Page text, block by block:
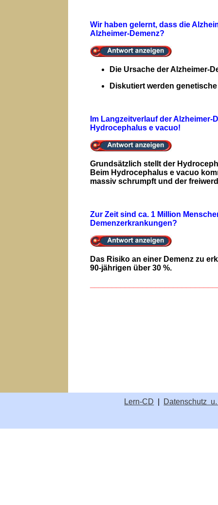
Wir haben gelernt, dass die
Alzheimer-Demenz?
Die Ursache der Alzheimer-
Diskutiert werden
Im Langzeitverlauf der
Hydrocephalus e vacuo!
Grundsätzlich stellt der
Beim Hydrocephalus e vacuo
massiv schrumpft und der
Zur Zeit sind ca. 1 Million
Demenzerkrankungen?
Das Risiko an einer Demenz zu
90-jährigen über 30 %.
Lern-CD Datenschutz